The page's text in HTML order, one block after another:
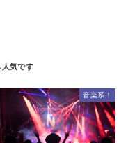
音楽系！